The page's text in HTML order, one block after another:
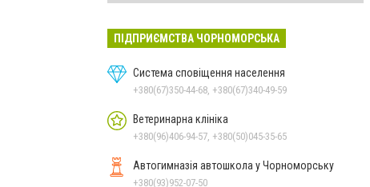
ПІДПРИЄМСТВА ЧОРНОМОРСЬКА
Система сповіщення населення
+380(67)350-44-68, +380(67)340-49-59
Ветеринарна клініка
+380(96)406-94-57, +380(50)045-35-65
Автогимназія автошкола у Чорноморську
+380(93)952-07-50